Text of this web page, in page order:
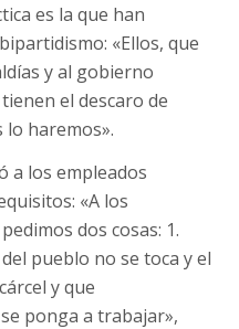
es la que han
«Ellos, que
y al gobierno
el descaro de
haremos».
a los empleados
«A los
dos cosas: 1.
pueblo no se toca y el
y que
se ponga a trabajar»,